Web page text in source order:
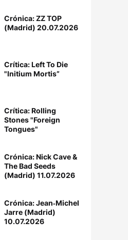
Crónica: ZZ TOP
(Madrid) 20.07.2026
Crítica: Left To Die
"Initium Mortis”
Crítica: Rolling
Stones "Foreign
Tongues"
Crónica: Nick Cave &
The Bad Seeds
(Madrid) 11.07.2026
Crónica: Jean‐Michel
Jarre (Madrid)
10.07.2026